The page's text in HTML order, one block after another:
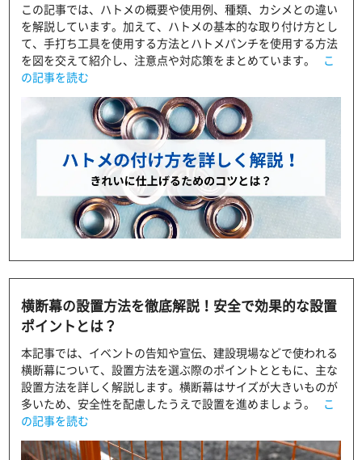
この記事では、ハトメの概要や使用例、種類、カシメとの違い
を解説しています。加えて、ハトメの基本的な取り付け方とし
て、手打ち工具を使用する方法とハトメパンチを使用する方法
を図を交えて紹介し、注意点や対応策をまとめています。
こ
の記事を読む
横断幕の設置方法を徹底解説！安全で効果的な設置
ポイントとは？
本記事では、イベントの告知や宣伝、建設現場などで使われる
横断幕について、設置方法を選ぶ際のポイントとともに、主な
設置方法を詳しく解説します。横断幕はサイズが大きいものが
多いため、安全性を配慮したうえで設置を進めましょう。
こ
の記事を読む